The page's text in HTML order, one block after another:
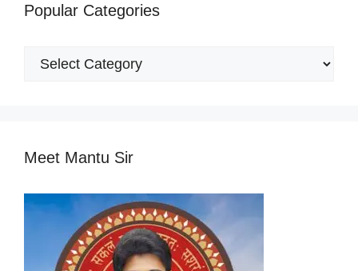
Popular Categories
Popular
Meet Mantu Sir